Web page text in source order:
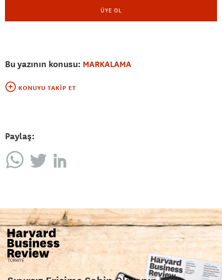
ÜYE OL
Bu yazının konusu: MARKALAMA
KONUYU TAKIP ET
Paylaş: